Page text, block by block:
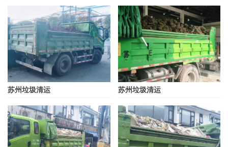
苏州垃圾清运 苏州垃圾清运